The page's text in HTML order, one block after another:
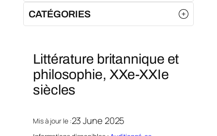
c
CATÉGORIES
Littérature britannique et
philosophie, XXe-XXIe
siècles
Mis à jour le :23 June 2025